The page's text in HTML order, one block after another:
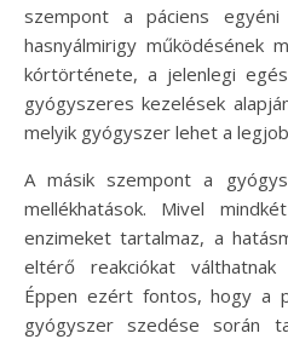
szempont a páciens
hasnyálmirigy működésének
kórtörténete, a jelenlegi
gyógyszeres kezelések
melyik gyógyszer lehet a
A másik szempont a
mellékhatások. Mivel
enzimeket tartalmaz, a
eltérő reakciókat
Éppen ezért fontos, hogy a
gyógyszer szedése során